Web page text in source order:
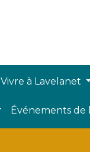
Vivre à Lavelanet
Événements de